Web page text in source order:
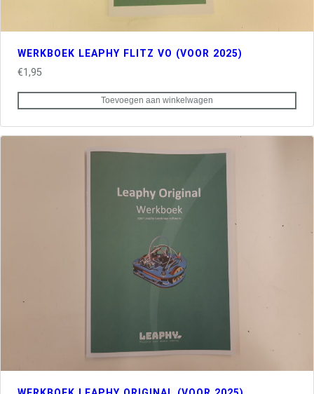
WERKBOEK LEAPHY FLITZ VO (VOOR 2025)
€1,95
Toevoegen aan winkelwagen